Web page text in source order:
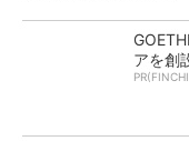
アを創